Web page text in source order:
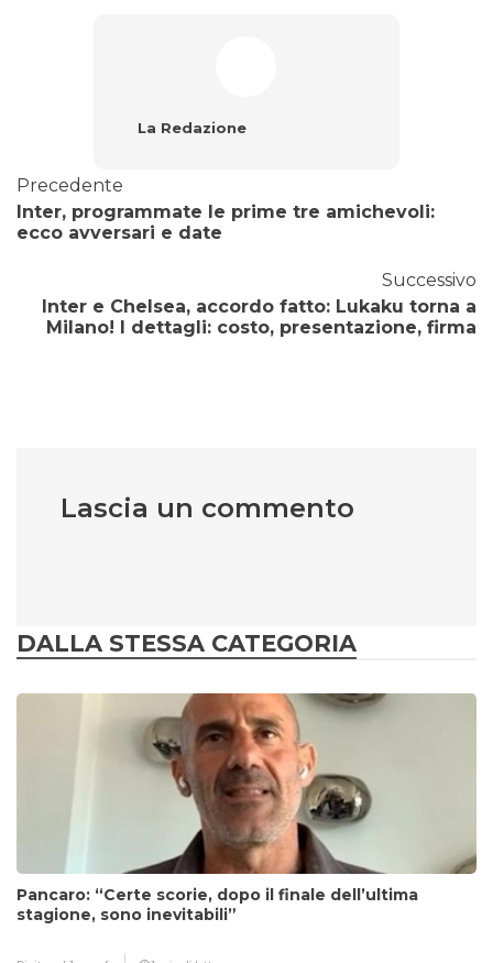
La Redazione
Precedente
Inter, programmate le prime tre amichevoli:
ecco avversari e date
Successivo
Inter e Chelsea, accordo fatto: Lukaku torna a
Milano! I dettagli: costo, presentazione, firma
Lascia un commento
DALLA STESSA CATEGORIA
Pancaro: “Certe scorie, dopo il finale dell’ultima
stagione, sono inevitabili”